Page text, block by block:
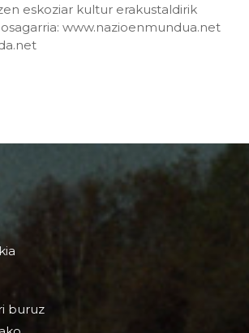
eskoziar kultur erakustaldirik
www.nazioenmundua.net
buruz